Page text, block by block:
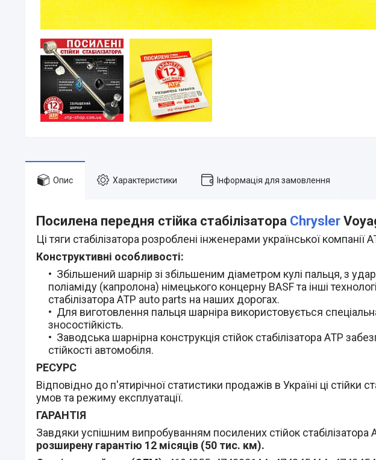
Опис Характеристики Інформація для замовлення
Посилена передня стійка стабілізатора Chrysler
Ці тяги стабілізатора розроблені інженерами української компанії
Конструктивні особливості:
Збільшений шарнір зі збільшеним діаметром кулі пальця, з
поліаміду (капролона) німецького концерну BASF та інші
стабілізатора АТР auto parts на наших дорогах.
Для виготовлення пальця шарніра використовується
зносостійкість.
Заводська шарнірна конструкція стійок стабілізатора ATP
стійкості автомобіля.
РЕСУРС
Відповідно до п'ятирічної статистики продажів в Україні ці
умов та режиму експлуатації.
ГАРАНТІЯ
Завдяки успішним випробуванням посилених стійок
розширену гарантію 12 місяців (50 тис. км).